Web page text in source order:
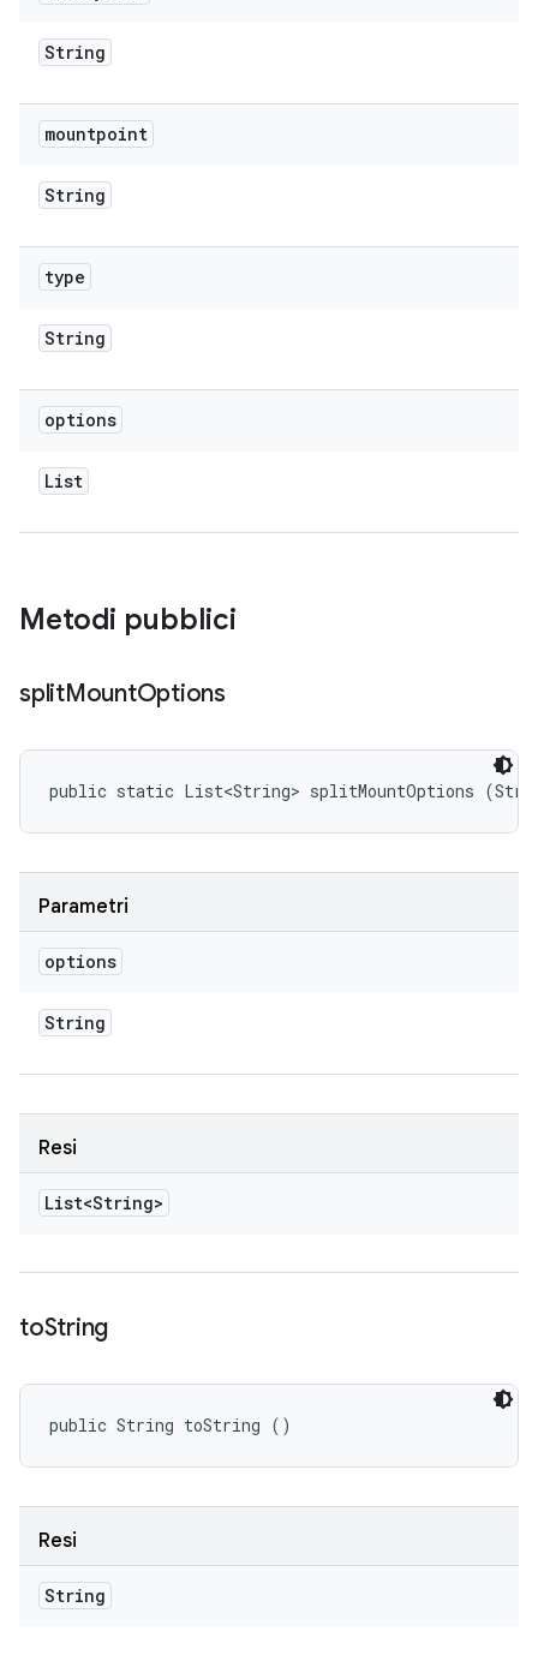
String
mountpoint
String
type
String
options
List
Metodi pubblici
splitMountOptions
public static List<String> splitMountOptions
Parametri
options
String
Resi
List<String>
toString
public String toString ()
Resi
String